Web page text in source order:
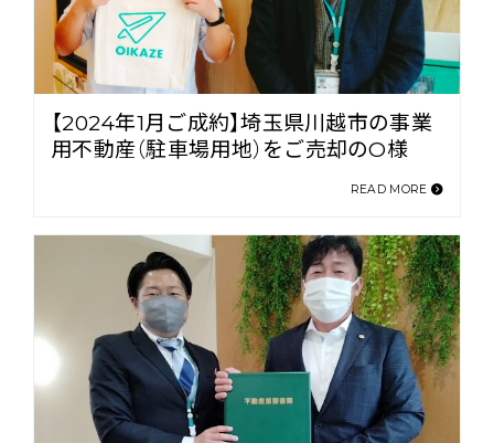
【2024年1月ご成約】埼玉県川越市の事業
用不動産（駐車場用地）をご売却のO様
READ MORE